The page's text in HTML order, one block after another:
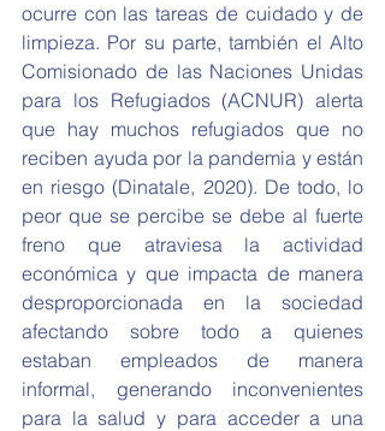
ocurre con las tareas de cuidado y de
limpieza. Por su parte, también el Alto
Comisionado de las Naciones Unidas
para los Refugiados (ACNUR) alerta
que hay muchos refugiados que no
reciben ayuda por la pandemia y están
en riesgo (Dinatale, 2020). De todo, lo
peor que se percibe se debe al fuerte
freno que atraviesa la actividad
económica y que impacta de manera
desproporcionada en la sociedad
afectando sobre todo a quienes
estaban empleados de manera
informal, generando inconvenientes
para la salud y para acceder a una